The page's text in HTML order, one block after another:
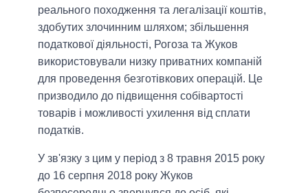
реального походження та легалізації коштів,
здобутих злочинним шляхом; збільшення
податкової діяльності, Рогоза та Жуков
використовували низку приватних компаній
для проведення безготівкових операцій. Це
призводило до підвищення собівартості
товарів і можливості ухилення від сплати
податків.
У зв'язку з цим у період з 8 травня 2015 року
до 16 серпня 2018 року Жуков